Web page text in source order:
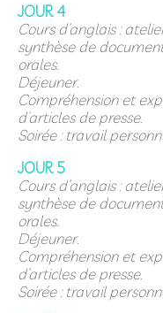
JOUR 4
Cours d’anglais :
synthèse de
orales.
Déjeuner.
Compréhension et
d’articles de presse.
Soirée : travail
JOUR 5
Cours d’anglais :
synthèse de
orales.
Déjeuner.
Compréhension et
d’articles de presse.
Soirée : travail